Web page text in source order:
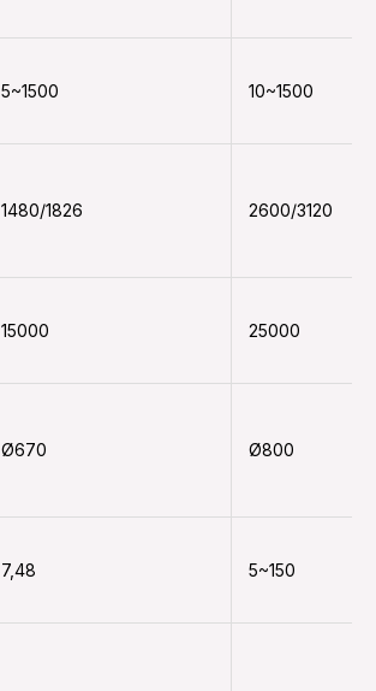
5~1500 10~1500
1480/1826 2600/3120
15000 25000
Ø670 Ø800
7,48 5~150